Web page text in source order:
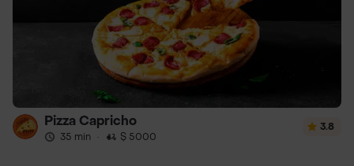
Pizza Capricho
35 min · $ 5000
3.8